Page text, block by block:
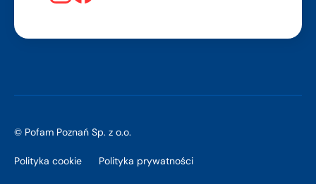
© Pofam Poznań Sp. z o.o.
Polityka cookie Polityka prywatności